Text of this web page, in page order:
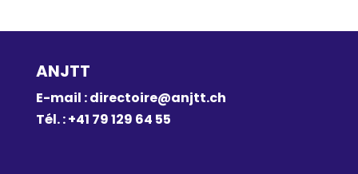
ANJTT
E-mail :directoire@anjtt.ch
Tél. : +41 79 129 64 55